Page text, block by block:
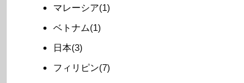
マレーシア(1)
ベトナム(1)
日本(3)
フィリピン(7)